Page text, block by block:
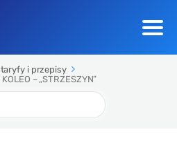
i przepisy
– „STRZESZYN”